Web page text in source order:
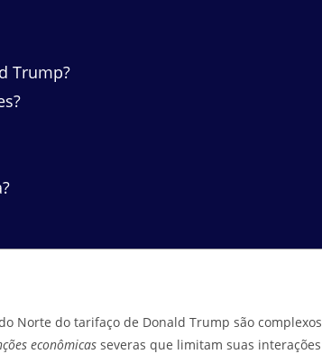
Trump?
Norte do tarifaço de Donald Trump são complexos
econômicas severas que limitam suas interações